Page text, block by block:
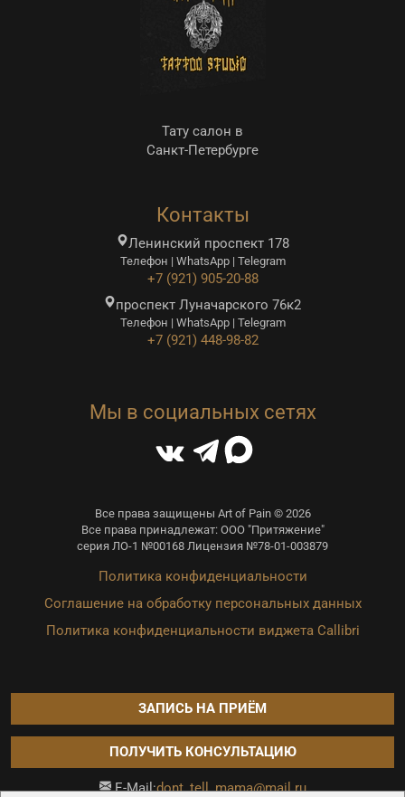
Тату салон в
Санкт-Петербурге
Контакты
Ленинский проспект 178
Телефон | WhatsApp | Telegram
+7 (921) 905-20-88
проспект Луначарского 76к2
Телефон | WhatsApp | Telegram
+7 (921) 448-98-82
Мы в социальных сетях
Все права защищены Art of Pain © 2026
Все права принадлежат: ООО "Притяжение"
серия ЛО-1 №00168 Лицензия №78-01-003879
Политика конфиденциальности
Соглашение на обработку персональных данных
Политика конфиденциальности виджета Callibri
ЗАПИСЬ НА ПРИЁМ
ПОЛУЧИТЬ КОНСУЛЬТАЦИЮ
E-Mail:dont_tell_mama@mail.ru